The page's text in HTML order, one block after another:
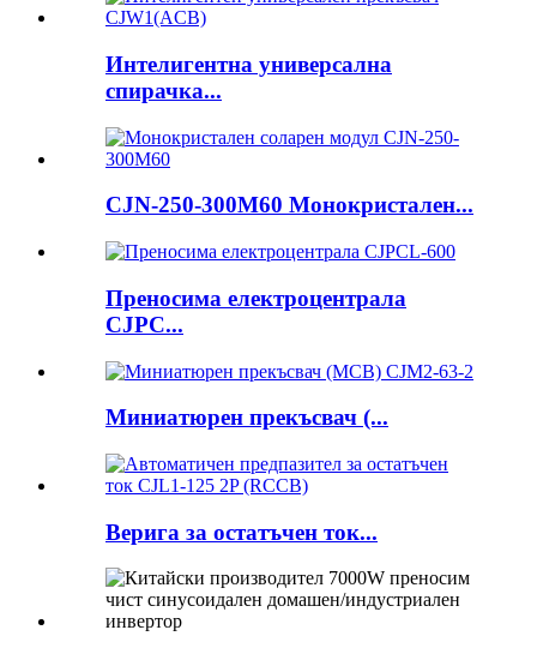
Интелигентна универсална
спирачка...
CJN-250-300M60 Монокристален...
Преносима електроцентрала
CJPC...
Миниатюрен прекъсвач (...
Верига за остатъчен ток...